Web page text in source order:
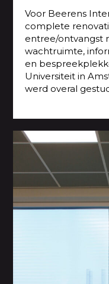
Voor Beerens
complete
entree/ontvangst
wachtruimte,
en
Universiteit in
werd overal